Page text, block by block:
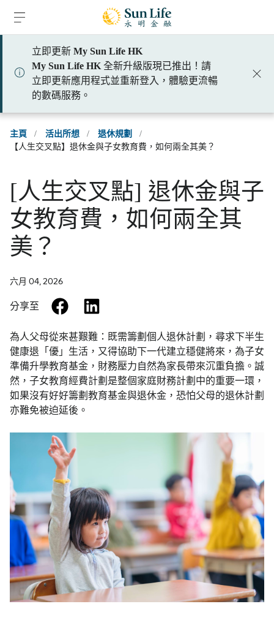
立即更新 My Sun Life HK
My Sun Life HK 全新升級版現已推出！請
立即更新應用程式並重新登入，體驗更流暢
的數碼服務。
主頁 / 活出所想 / 退休規劃
/
【人生交叉點】退休金與子女教育費，如何兩全其美？
[人生交叉點] 退休金與子
女教育費，如何兩全其
美？
六月 04, 2026
分享至 facebook
為人父母從來甚艱難：既需籌劃個人退休計劃，尋求下半生
健康退「優」生活，又得協助下一代建立穩健將來，為子女
準備升學教育基金，財務壓力自然為家長帶來沉重負擔。誠
然，子女教育經費計劃是整個家庭財務計劃中的重要一環，
如果沒有好好籌劃教育基金與退休金，恐怕父母的退休計劃
亦難免被迫延後。